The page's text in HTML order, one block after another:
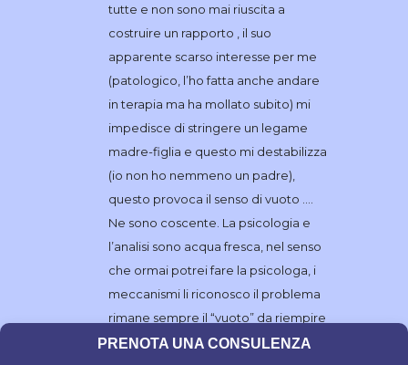
tutte e non sono mai riuscita a
costruire un rapporto , il suo
apparente scarso interesse per me
(patologico, l’ho fatta anche andare
in terapia ma ha mollato subito) mi
impedisce di stringere un legame
madre-figlia e questo mi destabilizza
(io non ho nemmeno un padre),
questo provoca il senso di vuoto ….
Ne sono coscente. La psicologia e
l’analisi sono acqua fresca, nel senso
che ormai potrei fare la psicologa, i
meccanismi li riconosco il problema
rimane sempre il “vuoto” da riempire
che a volte si fa sentire.
PRENOTA UNA CONSULENZA